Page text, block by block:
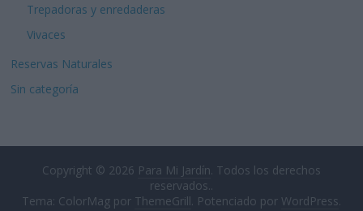
Trepadoras y enredaderas
Vivaces
Reservas Naturales
Sin categoría
Copyright © 2026 Para Mi Jardín. Todos los derechos
reservados..
Tema: ColorMag por ThemeGrill. Potenciado por WordPress.